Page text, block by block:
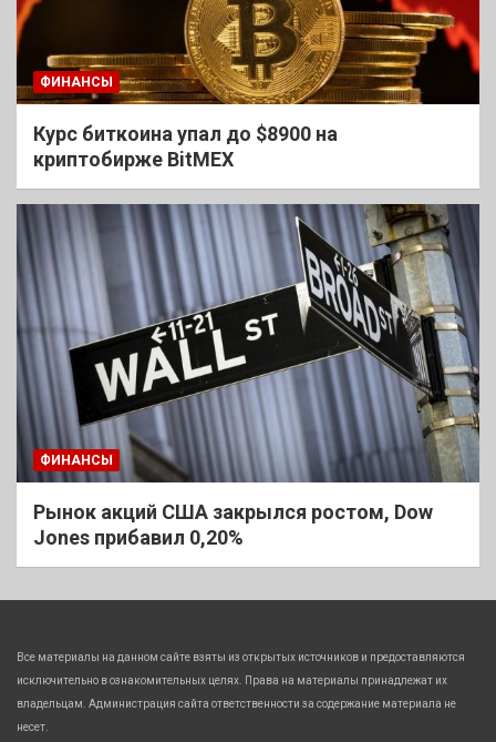
ФИНАНСЫ
Курс биткоина упал до $8900 на
криптобирже BitMEX
ФИНАНСЫ
Рынок акций США закрылся ростом, Dow
Jones прибавил 0,20%
Все материалы на данном сайте взяты из открытых источников и предоставляются
исключительно в ознакомительных целях. Права на материалы принадлежат их
владельцам. Администрация сайта ответственности за содержание материала не
несет.